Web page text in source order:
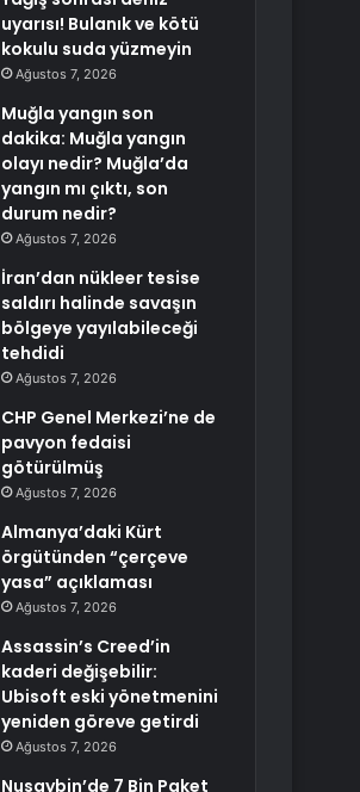
uyarısı! Bulanık ve kötü
kokulu suda yüzmeyin
Ağustos 7, 2026
Muğla yangın son
dakika: Muğla yangın
olayı nedir? Muğla’da
yangın mı çıktı, son
durum nedir?
Ağustos 7, 2026
İran’dan nükleer tesise
saldırı halinde savaşın
bölgeye yayılabileceği
tehdidi
Ağustos 7, 2026
CHP Genel Merkezi’ne de
pavyon fedaisi
götürülmüş
Ağustos 7, 2026
Almanya’daki Kürt
örgütünden “çerçeve
yasa” açıklaması
Ağustos 7, 2026
Assassin’s Creed’in
kaderi değişebilir:
Ubisoft eski yönetmenini
yeniden göreve getirdi
Ağustos 7, 2026
Nusaybin’de 7 Bin Paket